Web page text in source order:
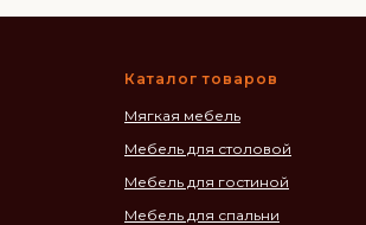
Каталог товаров
Мягкая мебель
Мебель для столовой
Мебель для гостиной
Мебель для спальни